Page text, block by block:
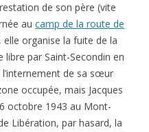
de son père (vite
au camp de la route de
elle organise la fuite de la
par Saint-Secondin en
de sa sœur
occupée, mais Jacques
octobre 1943 au Mont-
Libération, par hasard, la